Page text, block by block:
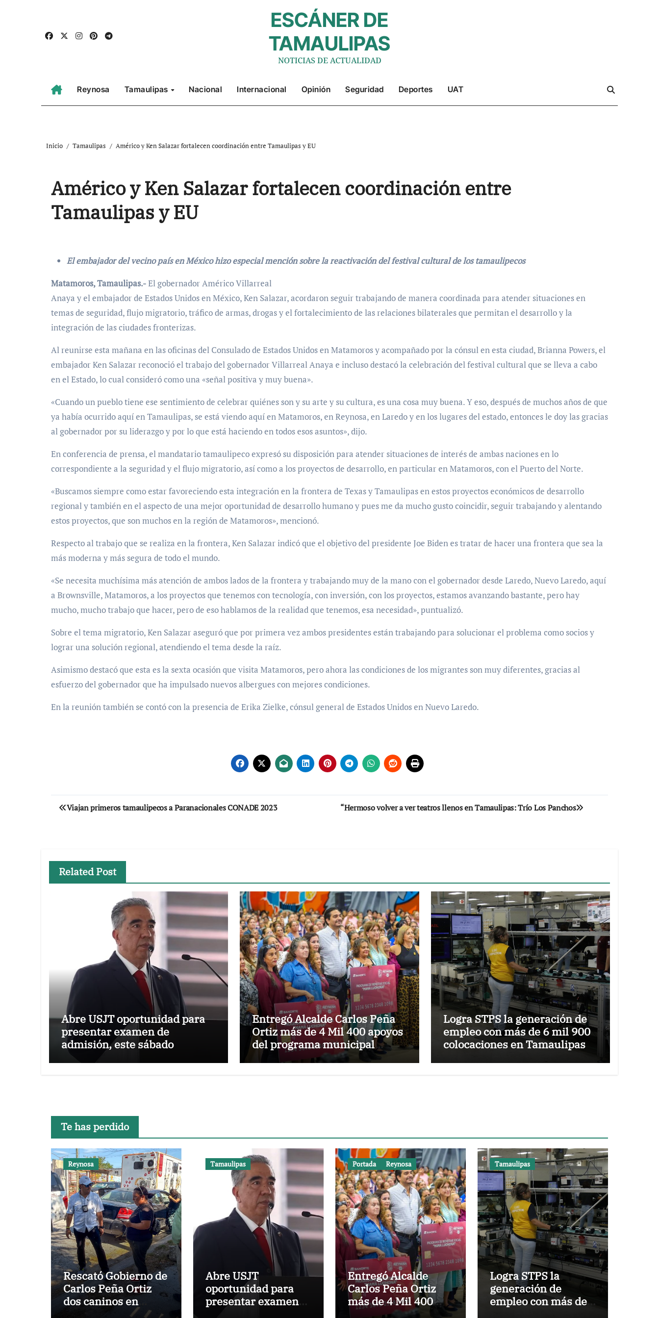
ESCÁNER DE
TAMAULIPAS
NOTICIAS DE ACTUALIDAD
Reynosa Tamaulipas Nacional Internacional Opinión Seguridad Deportes UAT
Inicio Tamaulipas Américo y Ken Salazar fortalecen coordinación entre Tamaulipas y EU
Américo y Ken Salazar fortalecen coordinación entre
Tamaulipas y EU
El embajador del vecino país en México hizo especial mención sobre la reactivación del festival cultural de los tamaulipecos
Matamoros, Tamaulipas.-El gobernador Américo Villarreal
Anaya y el embajador de Estados Unidos en México, Ken Salazar, acordaron seguir trabajando de manera coordinada para atender situaciones en
temas de seguridad, flujo migratorio, tráfico de armas, drogas y el fortalecimiento de las relaciones bilaterales que permitan el desarrollo y la
integración de las ciudades fronterizas.
Al reunirse esta mañana en las oficinas del Consulado de Estados Unidos en Matamoros y acompañado por la cónsul en esta ciudad, Brianna Powers, el
embajador Ken Salazar reconoció el trabajo del gobernador Villarreal Anaya e incluso destacó la celebración del festival cultural que se lleva a cabo
en el Estado, lo cual consideró como una «señal positiva y muy buena».
«Cuando un pueblo tiene ese sentimiento de celebrar quiénes son y su arte y su cultura, es una cosa muy buena. Y eso, después de muchos años de que
ya había ocurrido aquí en Tamaulipas, se está viendo aquí en Matamoros, en Reynosa, en Laredo y en los lugares del estado, entonces le doy las gracias
al gobernador por su liderazgo y por lo que está haciendo en todos esos asuntos», dijo.
En conferencia de prensa, el mandatario tamaulipeco expresó su disposición para atender situaciones de interés de ambas naciones en lo
correspondiente a la seguridad y el flujo migratorio, así como a los proyectos de desarrollo, en particular en Matamoros, con el Puerto del Norte.
«Buscamos siempre como estar favoreciendo esta integración en la frontera de Texas y Tamaulipas en estos proyectos económicos de desarrollo
regional y también en el aspecto de una mejor oportunidad de desarrollo humano y pues me da mucho gusto coincidir, seguir trabajando y alentando
estos proyectos, que son muchos en la región de Matamoros», mencionó.
Respecto al trabajo que se realiza en la frontera, Ken Salazar indicó que el objetivo del presidente Joe Biden es tratar de hacer una frontera que sea la
más moderna y más segura de todo el mundo.
«Se necesita muchísima más atención de ambos lados de la frontera y trabajando muy de la mano con el gobernador desde Laredo, Nuevo Laredo, aquí
a Brownsville, Matamoros, a los proyectos que tenemos con tecnología, con inversión, con los proyectos, estamos avanzando bastante, pero hay
mucho, mucho trabajo que hacer, pero de eso hablamos de la realidad que tenemos, esa necesidad», puntualizó.
Sobre el tema migratorio, Ken Salazar aseguró que por primera vez ambos presidentes están trabajando para solucionar el problema como socios y
lograr una solución regional, atendiendo el tema desde la raíz.
Asimismo destacó que esta es la sexta ocasión que visita Matamoros, pero ahora las condiciones de los migrantes son muy diferentes, gracias al
esfuerzo del gobernador que ha impulsado nuevos albergues con mejores condiciones.
En la reunión también se contó con la presencia de Erika Zielke, cónsul general de Estados Unidos en Nuevo Laredo.
Navegación
Viajan primeros tamaulipecos a Paranacionales CONADE 2023 “Hermoso volver a ver teatros llenos en Tamaulipas: Trío Los Panchos
Related Post
Abre USJT oportunidad para
presentar examen de
admisión, este sábado
Entregó Alcalde Carlos Peña
Ortiz más de 4 Mil 400 apoyos
del programa municipal
«Mamá Luchona»
Logra STPS la generación de
empleo con más de 6 mil 900
colocaciones en Tamaulipas
Te has perdido
Reynosa
Rescató Gobierno de
Carlos Peña Ortiz
dos caninos en
Tamaulipas
Abre USJT
oportunidad para
presentar examen
Portada Reynosa
Entregó Alcalde
Carlos Peña Ortiz
más de 4 Mil 400
apoyos del programa
Tamaulipas
Logra STPS la
generación de
empleo con más de 6